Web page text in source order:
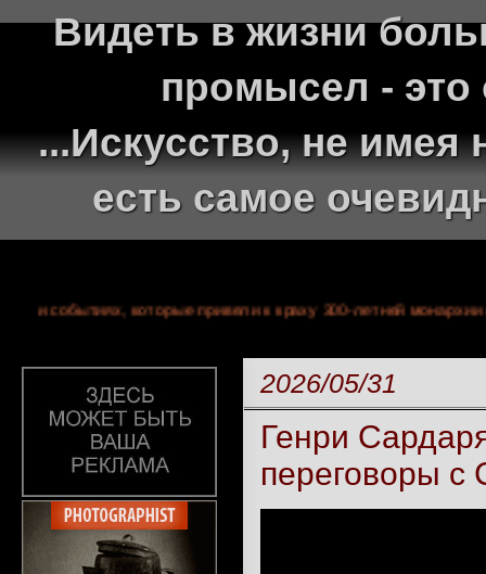
Видеть в жизни
промысел - это
...Искусство, не
есть самое
II и событиях, которые привели к краху 300-летней
2026/05/31
Генри
переговоры